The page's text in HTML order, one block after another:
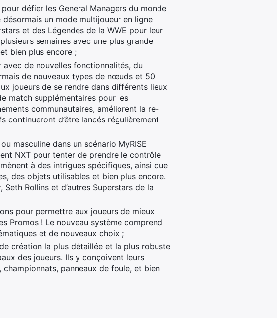
défier les General Managers du monde
désormais un mode multijoueur en ligne
et des Légendes de la WWE pour leur
semaines avec une plus grande
bien plus encore ;
de nouvelles fonctionnalités, du
de nouveaux types de nœuds et 50
joueurs de se rendre dans différents lieux
match supplémentaires pour les
communautaires, améliorent la re-
continueront d’être lancés régulièrement
masculine dans un scénario MyRISE
NXT pour tenter de prendre le contrôle
à des intrigues spécifiques, ainsi que
des objets utilisables et bien plus encore.
Rollins et d’autres Superstars de la
pour permettre aux joueurs de mieux
Promos ! Le nouveau système comprend
et de nouveaux choix ;
création la plus détaillée et la plus robuste
des joueurs. Ils y conçoivent leurs
panneaux de foule, et bien